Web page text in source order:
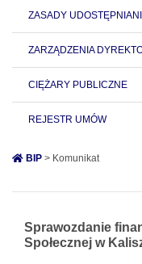
ZASADY
ZARZĄDZENIA
CIĘŻARY PUBLICZNE
REJESTR UMÓW
BIP > Komunikat
Sprawozdanie
Społecznej w